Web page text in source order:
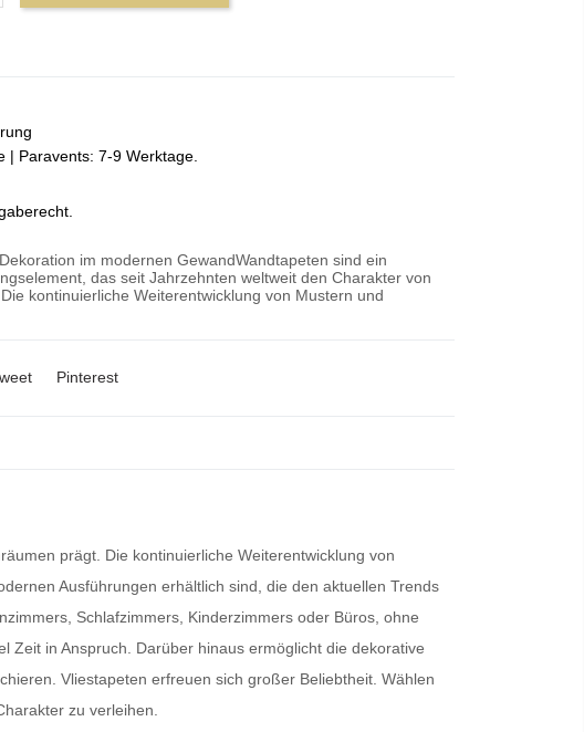
| Paravents: 7-9 Werktage.
im modernen GewandWandtapeten sind ein
das seit Jahrzehnten weltweit den Charakter von
kontinuierliche Weiterentwicklung von Mustern und
Pinterest
prägt. Die kontinuierliche Weiterentwicklung von
Ausführungen erhältlich sind, die den aktuellen Trends
Schlafzimmers, Kinderzimmers oder Büros, ohne
Zeit in Anspruch. Darüber hinaus ermöglicht die dekorative
Vliestapeten erfreuen sich großer Beliebtheit. Wählen
zu verleihen.